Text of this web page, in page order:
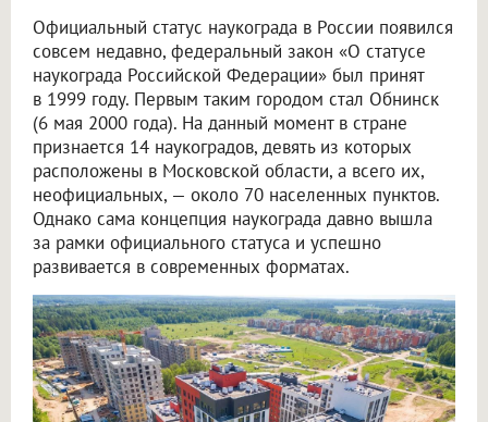
Официальный статус наукограда в России появился
совсем недавно, федеральный закон «О статусе
наукограда Российской Федерации» был принят
в 1999 году. Первым таким городом стал Обнинск
(6 мая 2000 года). На данный момент в стране
признается 14 наукоградов, девять из которых
расположены в Московской области, а всего их,
неофициальных, — около 70 населенных пунктов.
Однако сама концепция наукограда давно вышла
за рамки официального статуса и успешно
развивается в современных форматах.